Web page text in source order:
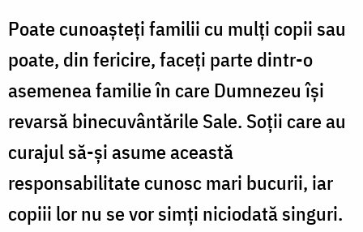
Poate cunoașteți familii cu mulți copii sau
poate, din fericire, faceți parte dintr-o
asemenea familie în care Dumnezeu își
revarsă binecuvântările Sale. Soții care au
curajul să-și asume această
responsabilitate cunosc mari bucurii, iar
copiii lor nu se vor simți niciodată singuri.